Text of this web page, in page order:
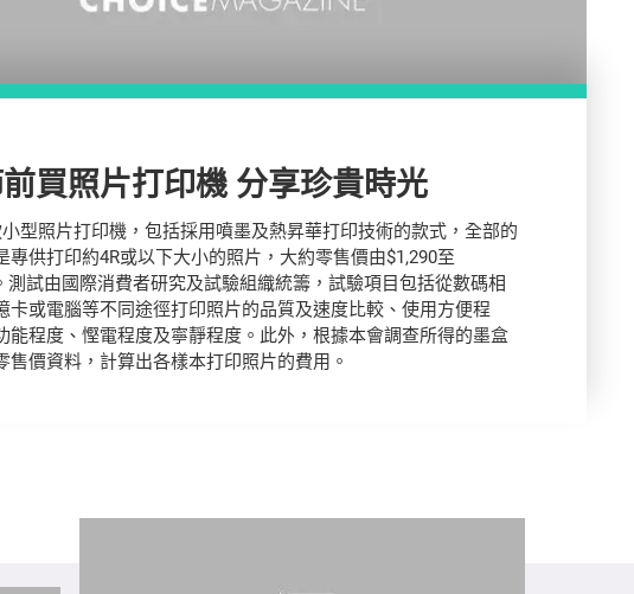
春節前買照片打印機 分享珍貴時光
型照片打印機，包括採用噴墨及熱昇華打印技術的款式，全部的
專供打印約4R或以下大小的照片，大約零售價由$1,290至
測試由國際消費者研究及試驗組織統籌，試驗項目包括從數碼相
卡或電腦等不同途徑打印照片的品質及速度比較、使用方便程
能程度、慳電程度及寧靜程度。此外，根據本會調查所得的墨盒
售價資料，計算出各樣本打印照片的費用。